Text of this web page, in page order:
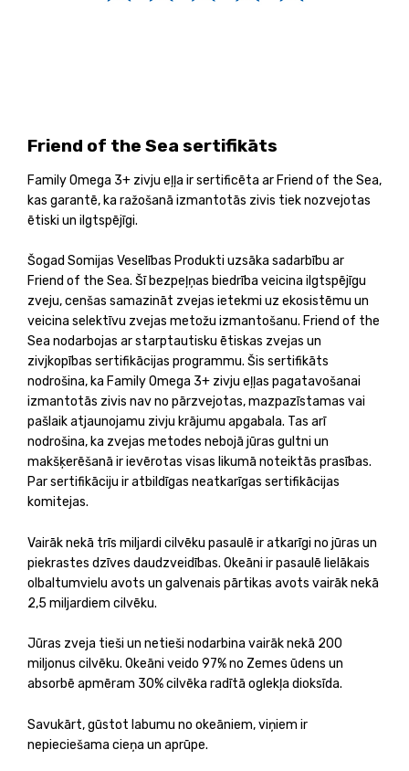
Friend of the Sea sertifikāts
Family Omega 3+ zivju eļļa ir sertificēta ar Friend of the Sea,
kas garantē, ka ražošanā izmantotās zivis tiek nozvejotas
ētiski un ilgtspējīgi.
Šogad Somijas Veselības Produkti uzsāka sadarbību ar
Friend of the Sea. Šī bezpeļņas biedrība veicina ilgtspējīgu
zveju, cenšas samazināt zvejas ietekmi uz ekosistēmu un
veicina selektīvu zvejas metožu izmantošanu. Friend of the
Sea nodarbojas ar starptautisku ētiskas zvejas un
zivjkopības sertifikācijas programmu. Šis sertifikāts
nodrošina, ka Family Omega 3+ zivju eļļas pagatavošanai
izmantotās zivis nav no pārzvejotas, mazpazīstamas vai
pašlaik atjaunojamu zivju krājumu apgabala. Tas arī
nodrošina, ka zvejas metodes nebojā jūras gultni un
makšķerēšanā ir ievērotas visas likumā noteiktās prasības.
Par sertifikāciju ir atbildīgas neatkarīgas sertifikācijas
komitejas.
Vairāk nekā trīs miljardi cilvēku pasaulē ir atkarīgi no jūras un
piekrastes dzīves daudzveidības. Okeāni ir pasaulē lielākais
olbaltumvielu avots un galvenais pārtikas avots vairāk nekā
2,5 miljardiem cilvēku.
Jūras zveja tieši un netieši nodarbina vairāk nekā 200
miljonus cilvēku. Okeāni veido 97% no Zemes ūdens un
absorbē apmēram 30% cilvēka radītā oglekļa dioksīda.
Savukārt, gūstot labumu no okeāniem, viņiem ir
nepieciešama cieņa un aprūpe.